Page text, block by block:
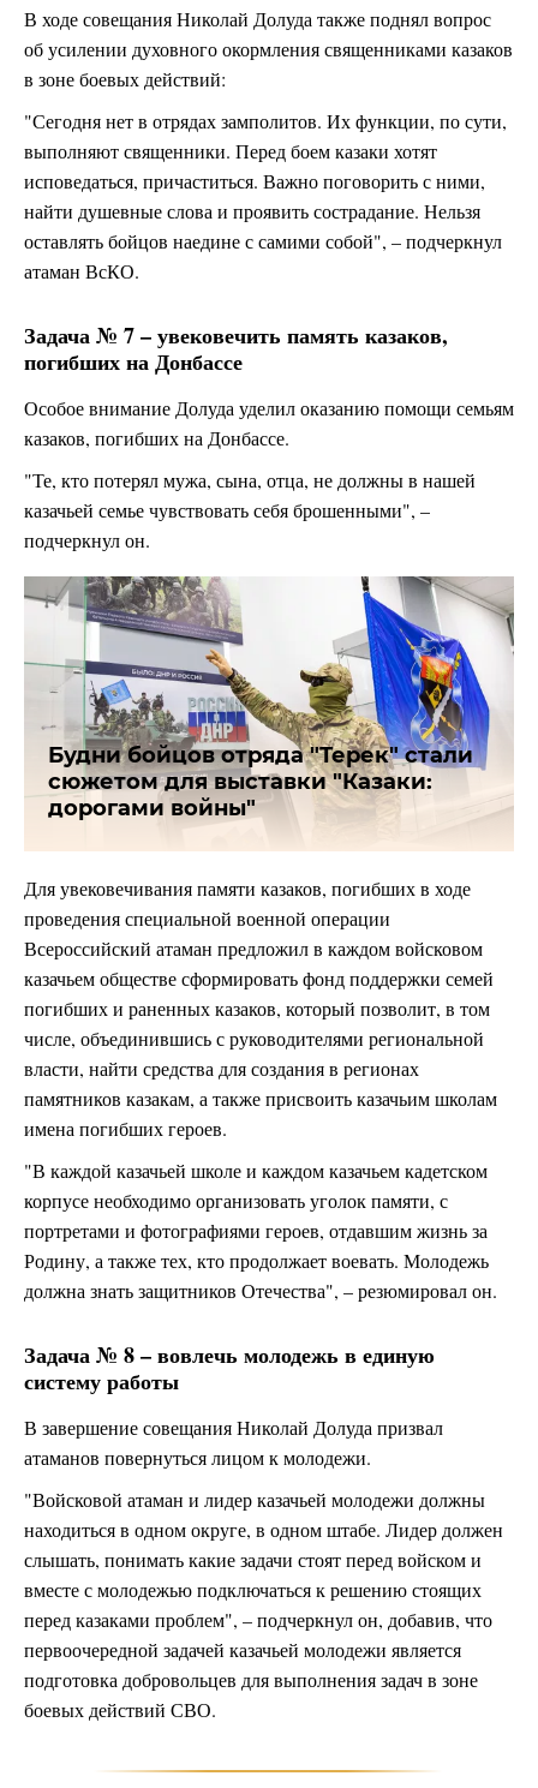
В ходе совещания Николай Долуда также поднял вопрос
об усилении духовного окормления священниками казаков
в зоне боевых действий:
"Сегодня нет в отрядах замполитов. Их функции, по сути,
выполняют священники. Перед боем казаки хотят
исповедаться, причаститься. Важно поговорить с ними,
найти душевные слова и проявить сострадание. Нельзя
оставлять бойцов наедине с самими собой", – подчеркнул
атаман ВсКО.
Задача № 7 – увековечить память казаков,
погибших на Донбассе
Особое внимание Долуда уделил оказанию помощи семьям
казаков, погибших на Донбассе.
"Те, кто потерял мужа, сына, отца, не должны в нашей
казачьей семье чувствовать себя брошенными", –
подчеркнул он.
Будни бойцов отряда "Терек" стали
сюжетом для выставки "Казаки:
дорогами войны"
Для увековечивания памяти казаков, погибших в ходе
проведения специальной военной операции
Всероссийский атаман предложил в каждом войсковом
казачьем обществе сформировать фонд поддержки семей
погибших и раненных казаков, который позволит, в том
числе, объединившись с руководителями региональной
власти, найти средства для создания в регионах
памятников казакам, а также присвоить казачьим школам
имена погибших героев.
"В каждой казачьей школе и каждом казачьем кадетском
корпусе необходимо организовать уголок памяти, с
портретами и фотографиями героев, отдавшим жизнь за
Родину, а также тех, кто продолжает воевать. Молодежь
должна знать защитников Отечества", – резюмировал он.
Задача № 8 – вовлечь молодежь в единую
систему работы
В завершение совещания Николай Долуда призвал
атаманов повернуться лицом к молодежи.
"Войсковой атаман и лидер казачьей молодежи должны
находиться в одном округе, в одном штабе. Лидер должен
слышать, понимать какие задачи стоят перед войском и
вместе с молодежью подключаться к решению стоящих
перед казаками проблем", – подчеркнул он, добавив, что
первоочередной задачей казачьей молодежи является
подготовка добровольцев для выполнения задач в зоне
боевых действий СВО.